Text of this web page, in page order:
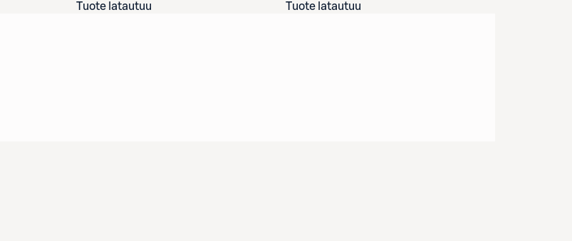
Tuote latautuu Tuote latautuu